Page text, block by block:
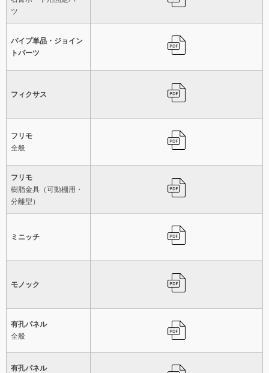
ツ
パイプ単品・ジョイン
トパーツ
フィクサス
フリモ
全般
フリモ
樹脂金具（可動棚用・
分離型）
ミニッチ
モノック
有孔パネル
全般
有孔パネル